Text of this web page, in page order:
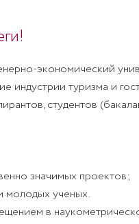
экономический
индустрии туризма и
студентов
значимых проектов;
молодых ученых.
в